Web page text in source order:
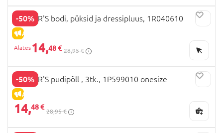
-50%
ALLAHINDLUS
CARTER'S bodi, püksid ja dressipluus, 1R040610
14,48 € 28,95 €
-50%
ALLAHINDLUS
CARTER'S pudipõll , 3tk., 1P599010 onesize
14,48 €
28,95 €